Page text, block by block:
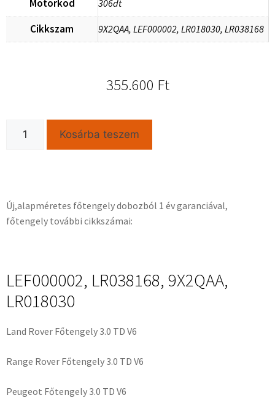
Motorkod 306dt
Cikkszam 9X2QAA, LEF000002, LR018030, LR038168
355.600 Ft
Kosárba teszem
Új,alapméretes főtengely dobozból 1 év garanciával,
főtengely további cikkszámai:
LEF000002, LR038168, 9X2QAA,
LR018030
Land Rover Főtengely 3.0 TD V6
Range Rover Főtengely 3.0 TD V6
Peugeot Főtengely 3.0 TD V6